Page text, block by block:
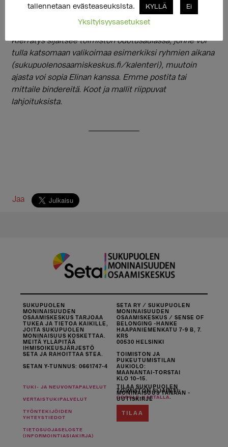
Kierrätetyt binderit on tarkoitettu henkilöille, joilla ei
Kierrätys sijaitsee toimiston odotusaulassa, jonne voi
tulla katsomaan valikoimaa esimerkiksi ryhmien aikana
(sukupuolenosaamiskeskus.fi/kalenteri), muutoin
ajasta voi sopia Elinan kanssa. Emme postita tai
mittaile bindereitä. Koot ja mallit riippuvat
lahjoituksista.
Jaa
SUKUPUOLEN
MONINAISUUDEN
OSAAMISKESKUS TARJOAA
TUKEA JA TIETOA KAIKILLE,
JOITA SUKUPUOLEN
MONINAISUUS KOSKETTAA.
MEITÄ YLLÄPITÄÄ
IHMISOIKEUSJÄRJESTÖ
SETA JA RAHOITTAA STEA.
SETAN Y-TUNNUS: 0661747-4
SETA RY / SUKUPUOLEN
MONINAISUUDEN
OSAAMISKESKUS / SENSE OF
BELONGING -HANKE
HAAPANIEMENKATU 7-9 B, 7.
KRS
00530 HELSINKI
TOIMISTON JA
PUKEUTUMISTILAN
AUKIOLO:
MAANANTAI-TORSTAI
KLO 10–15.
TOIMISTON SIJAINTI
GOOGLE-KARTALLA
TUKI- JA NEUVONTAPALVELUT
VERTAISTUKIPALVELUT
TYÖNTEKIJÖIDEN
YHTEYSTIEDOT
TIETOSUOJASELOSTE
(INFORMOINTIASIAKIRJA)
TILAA SUKUPUOLEN
MONINAISUUS TÄNÄÄN -
UUTISKIRJE
TILAA
tallennetaan evästeaseuksista. KYLLÄ Ei
Yksityisyysasetukset